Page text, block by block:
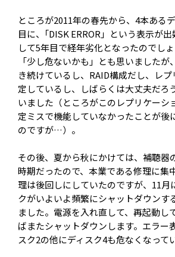
ところが2011年の春先から、4本ある
目に、｢DISK ERROR」という表示が
して5年目で経年劣化となったのでし
「少し危ないかも」とも思いましたが
き続けているし、RAID構成だし、レ
定しているし、しばらくは大丈夫だろ
いました（ところがこのレプリケーシ
定ミスで機能していなかったことが後
のですが…）。
その後、夏から秋にかけては、補聴器
時期だったので、本業である修理に集
理は後回しにしていたのですが、11月
クがいよいよ頻繁にシャットダウンす
ました。電源を入れ直して、再起動し
ばまたシャットダウンします。エラー
スク2の他にディスク4も危なくなって